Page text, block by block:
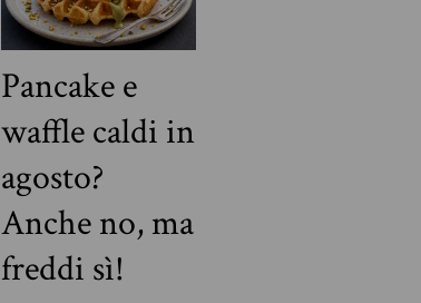
Pancake e
waffle caldi in
agosto?
Anche no, ma
freddi sì!